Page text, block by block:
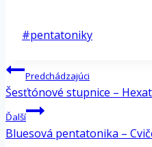
Post
#pentatoniky
Navigácia
v
článku
Predchádzajúci
Šesťtónové stupnice –
Ďalší
Bluesová pentatonika –